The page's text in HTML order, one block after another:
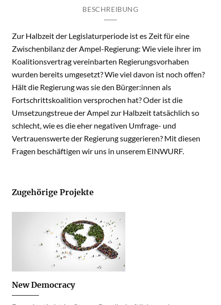
BESCHREIBUNG
Zur Halbzeit der Legislaturperiode ist es Zeit für eine
Zwischenbilanz der Ampel-Regierung: Wie viele ihrer im
Koalitionsvertrag vereinbarten Regierungsvorhaben
wurden bereits umgesetzt? Wie viel davon ist noch offen?
Hält die Regierung was sie den Bürger:innen als
Fortschrittskoalition versprochen hat? Oder ist die
Umsetzungstreue der Ampel zur Halbzeit tatsächlich so
schlecht, wie es die eher negativen Umfrage- und
Vertrauenswerte der Regierung suggerieren? Mit diesen
Fragen beschäftigen wir uns in unserem EINWURF.
Zugehörige Projekte
New Democracy